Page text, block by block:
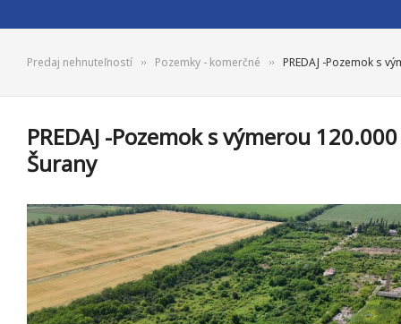
Predaj nehnuteľností Pozemky - komerčné PREDAJ -Pozemok s
PREDAJ -Pozemok s výmerou
Šurany